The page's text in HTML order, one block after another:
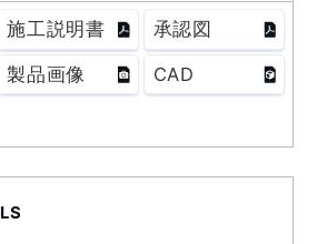
施工説明書 承認図
製品画像 CAD
LS